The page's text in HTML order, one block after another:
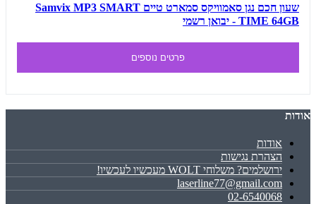
שעון חכם נגן סאמוויקס סמארט טיים Samvix MP3 SMART
TIME 64GB - יבואן רשמי
פרטים נוספים
אודות
אודות
הצהרת נגישות
ירושלמים? משלוחי WOLT מעכשיו לעכשיו!
laserline77@gmail.com
02-6540068